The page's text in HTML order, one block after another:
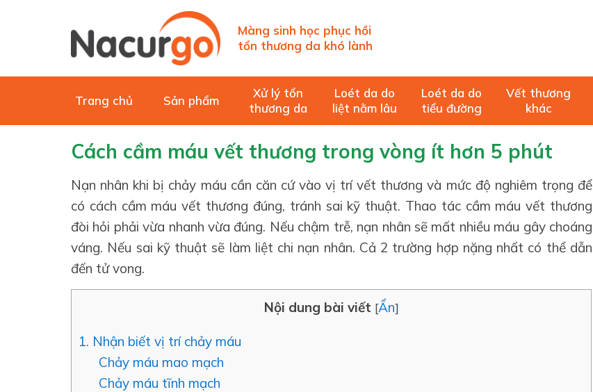
Màng sinh học phục hồi
tổn thương da khó lành
Trang chủ Sản phẩm
Xử lý tổn
thương da
Loét da do
liệt nằm lâu
Loét da do
tiểu đường
Vết thương
khác
Cách cầm máu vết thương trong vòng ít hơn 5 phút
Nạn nhân khi bị chảy máu cần căn cứ vào vị trí vết thương và mức độ nghiêm trọng để
có cách cầm máu vết thương đúng, tránh sai kỹ thuật. Thao tác cầm máu vết thương
đòi hỏi phải vừa nhanh vừa đúng. Nếu chậm trễ, nạn nhân sẽ mất nhiều máu gây choáng
váng. Nếu sai kỹ thuật sẽ làm liệt chi nạn nhân. Cả 2 trường hợp nặng nhất có thể dẫn
đến tử vong.
Nội dung bài viết [Ẩn]
1. Nhận biết vị trí chảy máu
Chảy máu mao mạch
Chảy máu tĩnh mạch